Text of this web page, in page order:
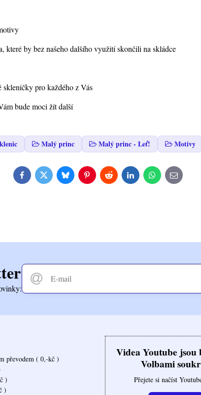
by bez našeho dalšího využití skončili na skládce
skleničky pro každého z Vás
bude moci žít další
Malý princ Malý princ - Leť! Motivy
FacebookTwitterBlueskyPinterestRedditLinkedInWhatsApp
E-
mail
převodem ( 0,-kč )
)
)
Videa Youtube jsou
Volbami
Přejete si načíst